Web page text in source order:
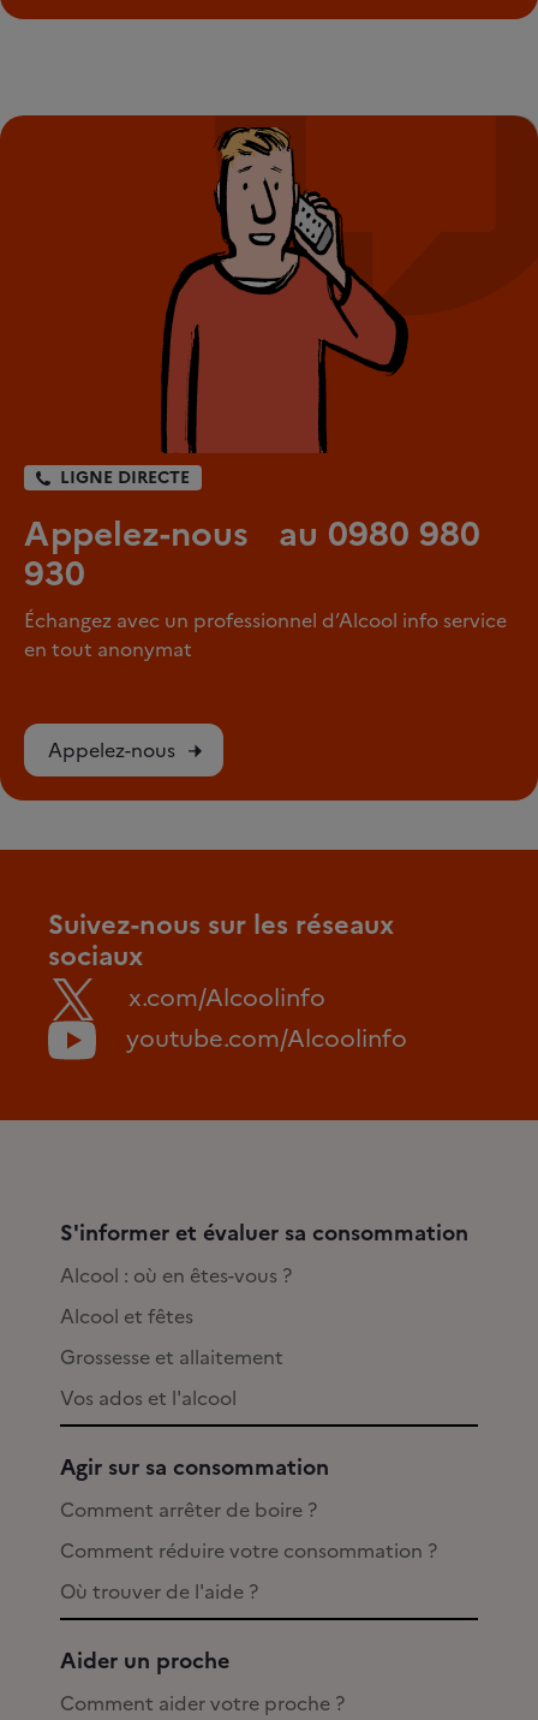
LIGNE DIRECTE
Appelez-nous au 0980 980
930
Échangez avec un professionnel d’Alcool info service
en tout anonymat
Appelez-nous
Suivez-nous sur les réseaux
sociaux
x.com/Alcoolinfo
youtube.com/Alcoolinfo
S'informer et évaluer sa consommation
Alcool : où en êtes-vous ?
Alcool et fêtes
Grossesse et allaitement
Vos ados et l'alcool
Agir sur sa consommation
Comment arrêter de boire ?
Comment réduire votre consommation ?
Où trouver de l'aide ?
Aider un proche
Comment aider votre proche ?